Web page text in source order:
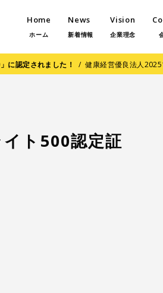
Home
ホーム
News
新着情報
Vision
企業理念
に認定されました！ /健康経営優良法人
ト500認定証